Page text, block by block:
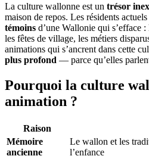
La culture wallonne est un trésor
maison de repos. Les résidents
témoins d’une Wallonie qui s’efface
les fêtes de village, les métiers
animations qui s’ancrent dans cette
plus profond — parce qu’elles
Pourquoi la culture
animation ?
Raison
Mémoire
ancienne
Le wallon et les
l’enfance